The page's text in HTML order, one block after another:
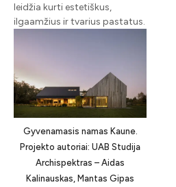
leidžia kurti estetiškus,
ilgaamžius ir tvarius pastatus.
Gyvenamasis namas Kaune.
Projekto autoriai: UAB Studija
Archispektras – Aidas
Kalinauskas, Mantas Gipas